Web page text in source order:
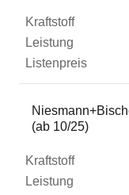
Kraftstoff
Leistung
Listenpreis
(ab 10/25)